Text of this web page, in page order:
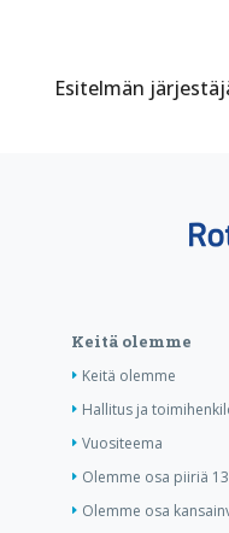
Esitelmän
Keitä olemme
Keitä olemme
Hallitus ja
Vuositeema
Olemme osa piiriä
Olemme osa